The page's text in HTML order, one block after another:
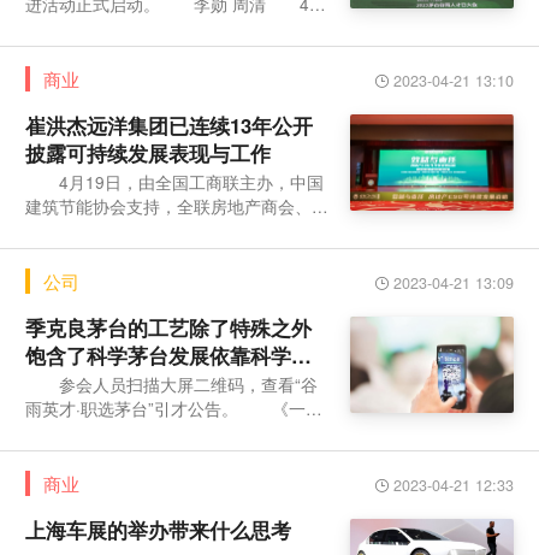
满了金灿
2023-04-21 13:10
商业
崔洪杰远洋集团已连续13年公开
披露可持续发展表现与工作
4月19日，由全国工商联主办，中国
建筑节能协会支持，全联房地产商会、中
第55期德胜门
2023-04-21 13:09
公司
季克良茅台的工艺除了特殊之外
饱含了科学茅台发展依靠科学更
需要懂科学的人才
参会人员扫描大屏二维码，查看“谷
雨英才·职选茅台”引才公告。 《一抹
参会嘉宾
2023-04-21 12:33
商业
上海车展的举办带来什么思考